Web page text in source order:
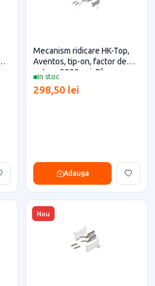
In stoc
Mecanism ridicare HK-Top,
Aventos, tip-on, factor de
putere 2900, gri, Blum
eficiente
298,50 lei
Adauga
Nou